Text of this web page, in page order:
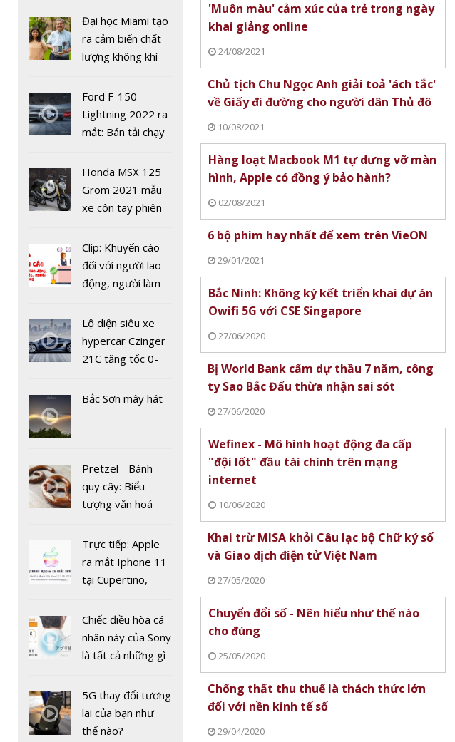
Dự báo thời tiết
Hà Nội ngày mai
mây gây mưa rào
một vài nơi kèm
dông lốc
Nam Á trong
tương lai gần
Lịch nghỉ chính
thức Lễ Quốc
Tin bão WIPHA
cảnh báo lũ trên
các sông ở miền
Bắc
Đại học Miami tạo
ra cảm biến chất
lượng không khí
19
Ford F-150
Lightning 2022 ra
mắt: Bán tải chạy
chưa đến 40 nghìn
USD
Honda MSX 125
Grom 2021 mẫu
xe côn tay phiên
Clip: Khuyến cáo
đối với người lao
động, người làm
hàng tại khu dịch
vụ trong dịch
Covid-19
Lộ diện siêu xe
hypercar Czinger
21C tăng tốc 0-
2 giây
Bắc Sơn mây hát
Pretzel - Bánh
quy cây: Biểu
tượng văn hoá
tranh cãi về nguồn
gốc
Trực tiếp: Apple
ra mắt Iphone 11
tại Cupertino,
Chiếc điều hòa cá
nhân này của Sony
là tất cả những gì
sót qua mùa hè
nóng nực
5G thay đổi tương
lai của bạn như
thế nào?
'Muôn màu' cảm xúc của trẻ trong ngày
khai giảng online
24/08/2021
Chủ tịch Chu Ngọc Anh giải toả 'ách tắc'
về Giấy đi đường cho người dân Thủ đô
10/08/2021
Hàng loạt Macbook M1 tự dưng vỡ màn
hình, Apple có đồng ý bảo hành?
02/08/2021
6 bộ phim hay nhất để xem trên VieON
29/01/2021
Bắc Ninh: Không ký kết triển khai dự án
Owifi 5G với CSE Singapore
27/06/2020
Bị World Bank cấm dự thầu 7 năm, công
ty Sao Bắc Đẩu thừa nhận sai sót
27/06/2020
Wefinex - Mô hình hoạt động đa cấp
"đội lốt" đầu tài chính trên mạng
internet
10/06/2020
Khai trừ MISA khỏi Câu lạc bộ Chữ ký số
và Giao dịch điện tử Việt Nam
27/05/2020
Chuyển đổi số - Nên hiểu như thế nào
cho đúng
25/05/2020
Chống thất thu thuế là thách thức lớn
đối với nền kinh tế số
29/04/2020